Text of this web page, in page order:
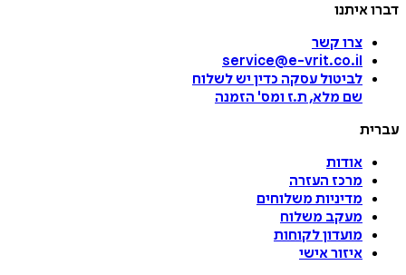
דברו איתנו
צרו קשר
service@e-vrit.co.il
לביטול עסקה כדין יש לשלוח
שם מלא, ת.ז ומס' הזמנה
עברית
אודות
מרכז העזרה
מדיניות משלוחים
מעקב משלוח
מועדון לקוחות
איזור אישי